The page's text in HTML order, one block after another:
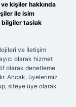
kişiler hakkında
ile isim
bilgiler taslak
ve İletişim
olarak hizmet
olarak denetleme
Ancak, üyelerimiz
siteye üye olarak